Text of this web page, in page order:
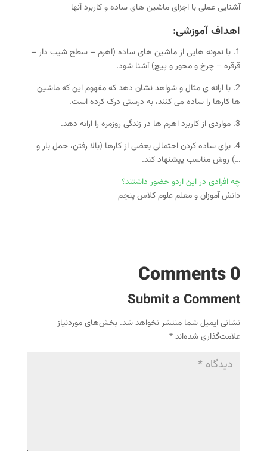
آشنایی عملی با اجزای ماشین های ساده و کاربرد آنها
اهداف آموزشی:
1. با نمونه هایی از ماشین های ساده (اهرم – سطح شیب دار –
قرقره – چرخ و محور و پیچ) آشنا شود.
2. با ارائه ی مثال و شواهد نشان دهد که مفهوم این که ماشین
ها کارها را ساده می کنند، به درستی درک کرده است.
3. مواردی از کاربرد اهرم ها در زندگی روزمره را ارائه دهد.
4. برای ساده کردن احتمالی بعضی از کارها (بالا رفتن، حمل بار و
…) روش مناسب پیشنهاد کند.
چه افرادی در این اردو حضور داشتند؟
دانش آموزان و معلم علوم کلاس پنجم
0 Comments
Submit a Comment
نشانی ایمیل شما منتشر نخواهد شد. بخش‌های موردنیاز
علامت‌گذاری شده‌اند*